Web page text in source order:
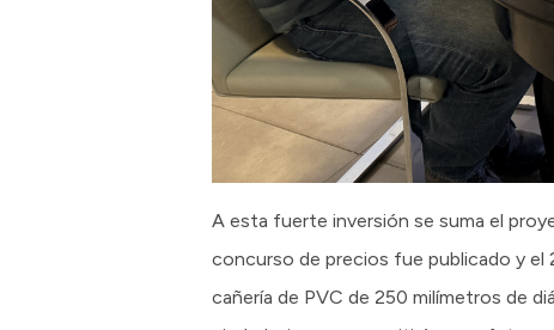
A esta fuerte inversión se suma el
concurso de precios fue publicado y el
cañería de PVC de 250 milímetros de